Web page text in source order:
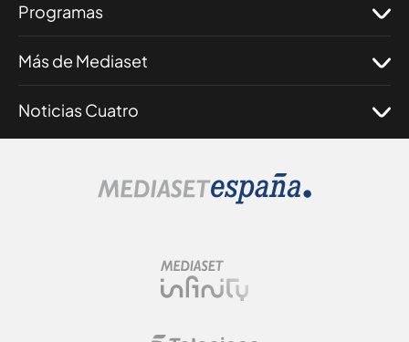
Programas
Más de Mediaset
Noticias Cuatro